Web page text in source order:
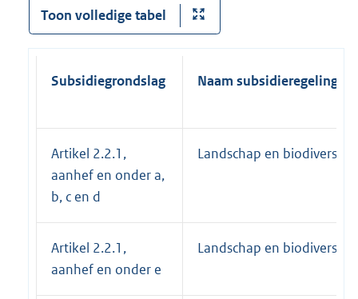
Toon volledige tabel
Subsidiegrondslag Naam subsidieregeling
Artikel 2.2.1,
aanhef en onder a,
b, c en d
Landschap en
Artikel 2.2.1,
aanhef en onder e
Landschap en